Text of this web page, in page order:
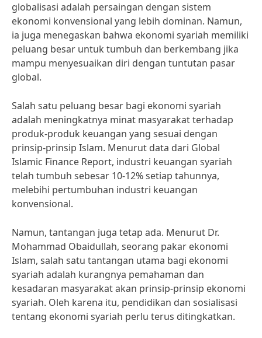
globalisasi adalah persaingan dengan sistem
ekonomi konvensional yang lebih dominan. Namun,
ia juga menegaskan bahwa ekonomi syariah memiliki
peluang besar untuk tumbuh dan berkembang jika
mampu menyesuaikan diri dengan tuntutan pasar
global.
Salah satu peluang besar bagi ekonomi syariah
adalah meningkatnya minat masyarakat terhadap
produk-produk keuangan yang sesuai dengan
prinsip-prinsip Islam. Menurut data dari Global
Islamic Finance Report, industri keuangan syariah
telah tumbuh sebesar 10-12% setiap tahunnya,
melebihi pertumbuhan industri keuangan
konvensional.
Namun, tantangan juga tetap ada. Menurut Dr.
Mohammad Obaidullah, seorang pakar ekonomi
Islam, salah satu tantangan utama bagi ekonomi
syariah adalah kurangnya pemahaman dan
kesadaran masyarakat akan prinsip-prinsip ekonomi
syariah. Oleh karena itu, pendidikan dan sosialisasi
tentang ekonomi syariah perlu terus ditingkatkan.